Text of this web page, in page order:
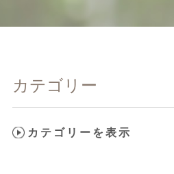
カテゴリー
カテゴリーを表示